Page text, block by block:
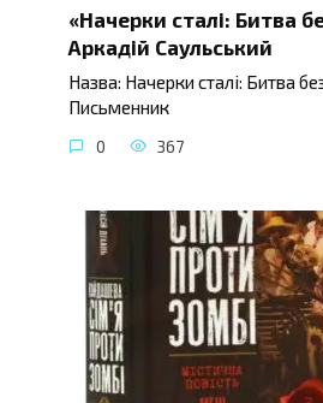
«Начерки сталі: Битва
Аркадій Саульський
Назва: Начерки сталі: Битва
Письменник
0 367